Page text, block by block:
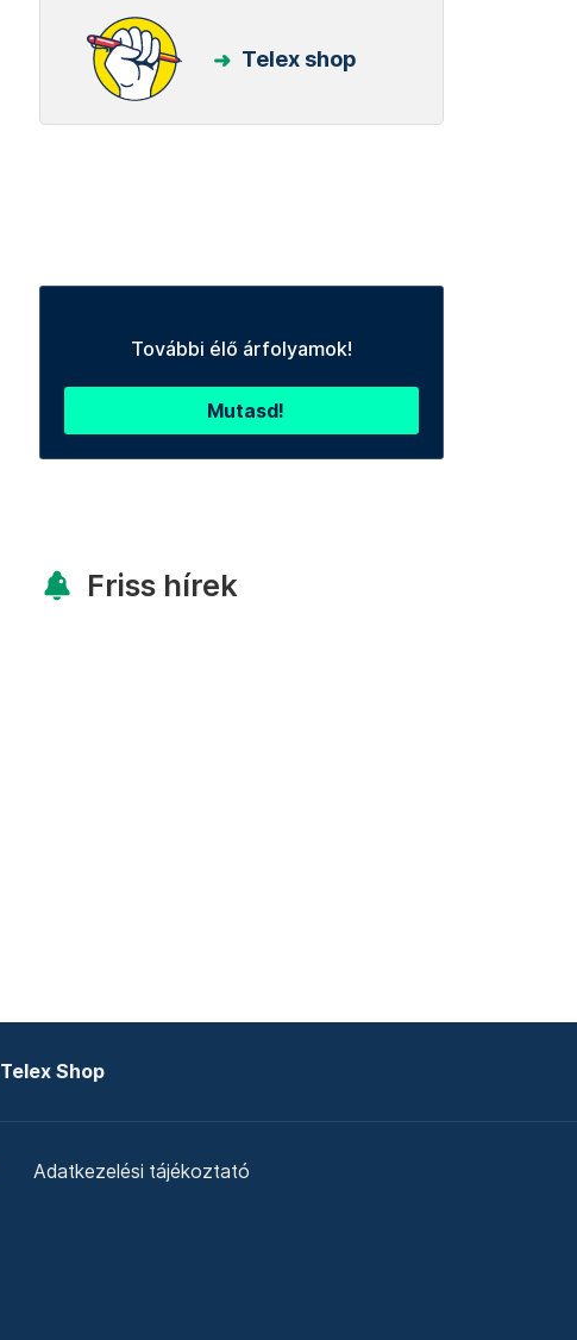
Telex shop
További élő árfolyamok!
Mutasd!
Friss hírek
Telex Shop
Adatkezelési tájékoztató